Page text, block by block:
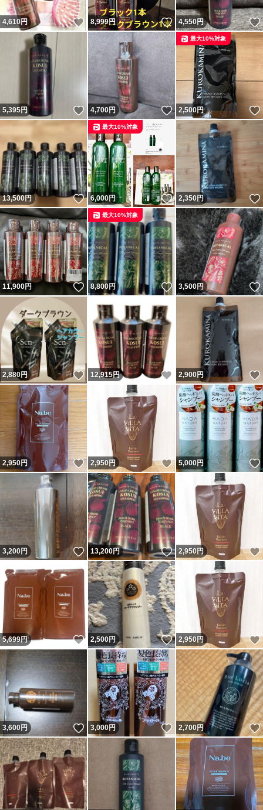
4,610円 いいね！
8,999円 いいね！
4,550円
5,395円 いいね！
4,700円 いいね！
2,500円
最大10%対象
13,500円 いいね！
6,000円 いいね！
最大10%対象
2,350円
11,900円 いいね！
8,800円 いいね！
最大10%対象
3,500円
2,880円 いいね！
12,915円 いいね！
2,900円
2,950円 いいね！
2,950円 いいね！
5,000円
3,200円 いいね！
13,200円 いいね！
2,950円
5,699円 いいね！
2,500円 いいね！
2,950円
3,600円 いいね！
3,000円 いいね！
2,700円